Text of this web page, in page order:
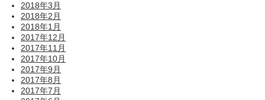
2018年3月
2018年2月
2018年1月
2017年12月
2017年11月
2017年10月
2017年9月
2017年8月
2017年7月